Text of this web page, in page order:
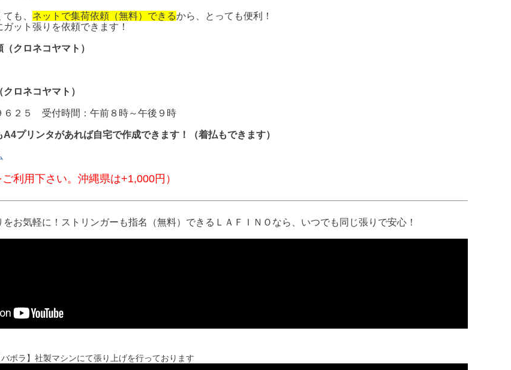
も、 ネットで集荷依頼（無料）できるから、とっても便利！
ット張りを依頼できます！
クロネコヤマト）
ロネコヤマト）
６２５ 受付時間：午前８時～午後９時
プリンタがあれば自宅で作成できます！（着払もできます）
利用下さい。沖縄県は+1,000円）
お気軽に！ストリンガーも指名（無料）できるＬＡＦＩＮＯなら、いつでも同じ張りで安心！
ボラ】社製マシンにて張り上げを行っております